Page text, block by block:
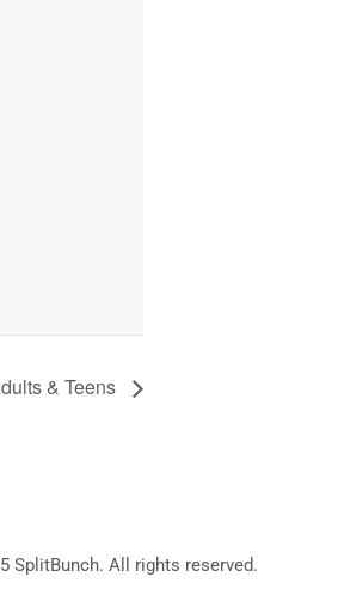
& Teens
SplitBunch. All rights reserved.